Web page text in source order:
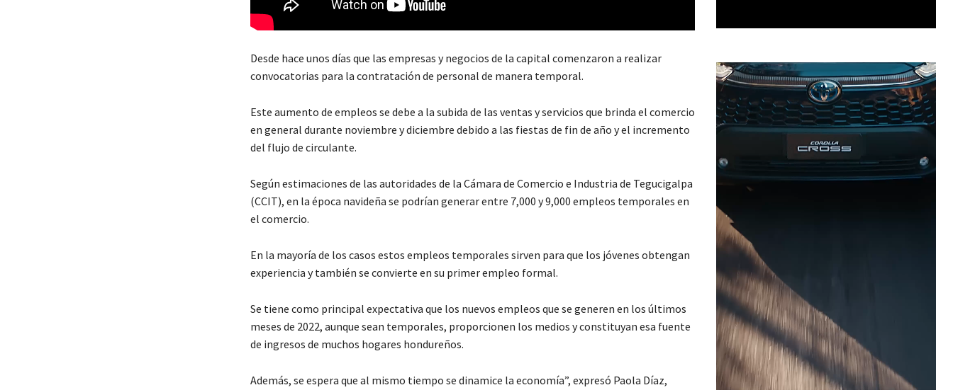
Desde hace unos días que las empresas y negocios de la capital comenzaron a realizar
convocatorias para la contratación de personal de manera temporal.
Este aumento de empleos se debe a la subida de las ventas y servicios que brinda el comercio
en general durante noviembre y diciembre debido a las fiestas de fin de año y el incremento
del flujo de circulante.
Según estimaciones de las autoridades de la Cámara de Comercio e Industria de Tegucigalpa
(CCIT), en la época navideña se podrían generar entre 7,000 y 9,000 empleos temporales en
el comercio.
En la mayoría de los casos estos empleos temporales sirven para que los jóvenes obtengan
experiencia y también se convierte en su primer empleo formal.
Se tiene como principal expectativa que los nuevos empleos que se generen en los últimos
meses de 2022, aunque sean temporales, proporcionen los medios y constituyan esa fuente
de ingresos de muchos hogares hondureños.
Además, se espera que al mismo tiempo se dinamice la economía”, expresó Paola Díaz,